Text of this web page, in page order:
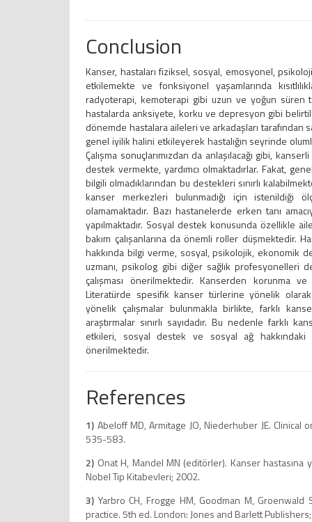
Conclusion
Kanser, hastaları fiziksel, sosyal, emosyonel,
etkilemekte ve fonksiyonel yaşamlarında
radyoterapi, kemoterapi gibi uzun ve yoğun süren
hastalarda anksiyete, korku ve depresyon gibi
dönemde hastalara aileleri ve arkadaşları tarafından
genel iyilik halini etkileyerek hastalığın seyrinde
Çalışma sonuçlarımızdan da anlaşılacağı gibi,
destek vermekte, yardımcı olmaktadırlar. Fakat,
bilgili olmadıklarından bu destekleri sınırlı
kanser merkezleri bulunmadığı için istenildiği
olamamaktadır. Bazı hastanelerde erken tanı
yapılmaktadır. Sosyal destek konusunda özellikle
bakım çalışanlarına da önemli roller düşmektedir.
hakkında bilgi verme, sosyal, psikolojik, ekonomik
uzmanı, psikolog gibi diğer sağlık profesyonelleri
çalışması önerilmektedir. Kanserden korunma
Literatürde spesifik kanser türlerine yönelik
yönelik çalışmalar bulunmakla birlikte, farklı
araştırmalar sınırlı sayıdadır. Bu nedenle farklı
etkileri, sosyal destek ve sosyal ağ hakkındaki
önerilmektedir.
References
1) Abeloff MD, Armitage JO, Niederhuber JE. Clinical
535-583.
2) Onat H, Mandel MN (editörler). Kanser hastasına
Nobel Tıp Kitabevleri; 2002.
3) Yarbro CH, Frogge HM, Goodman M,
practice. 5th ed. London: Jones and Barlett